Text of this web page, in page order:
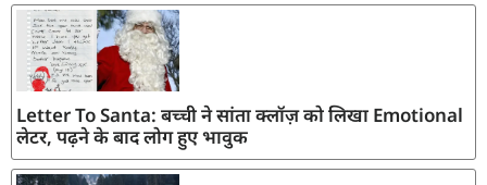
Letter To Santa: बच्ची ने सांता क्लॉज़ को लिखा Emotional
लेटर, पढ़ने के बाद लोग हुए भावुक